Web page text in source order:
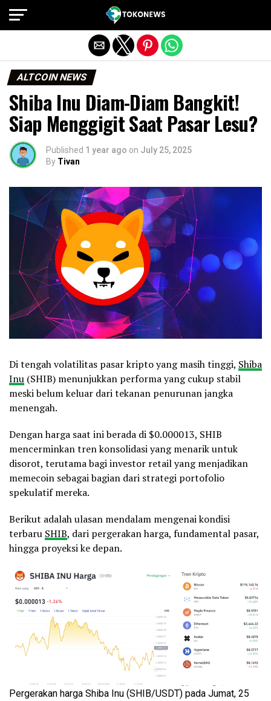
ALTCOIN NEWS
Shiba Inu Diam-Diam Bangkit!
Siap Menggigit Saat Pasar Lesu?
Published 1 year ago on July 25, 2025
By Tivan
Di tengah volatilitas pasar kripto yang masih tinggi, Shiba
Inu (SHIB) menunjukkan performa yang cukup stabil
meski belum keluar dari tekanan penurunan jangka
menengah.
Dengan harga saat ini berada di $0.000013, SHIB
mencerminkan tren konsolidasi yang menarik untuk
disorot, terutama bagi investor retail yang menjadikan
memecoin sebagai bagian dari strategi portofolio
spekulatif mereka.
Berikut adalah ulasan mendalam mengenai kondisi
terbaru SHIB, dari pergerakan harga, fundamental pasar,
hingga proyeksi ke depan.
Pergerakan harga Shiba Inu (SHIB/USDT) pada Jumat, 25
Exit mobile version